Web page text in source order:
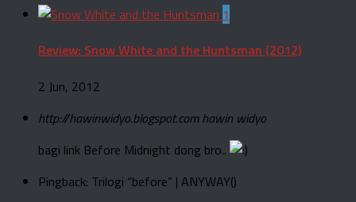
1
Review: Snow White and the Huntsman (2012)
2 Jun, 2012
http://hawinwidyo.blogspot.comhawin widyo
bagi link Before Midnight dong bro..
Pingback: Trilogi “before” | ANYWAY()